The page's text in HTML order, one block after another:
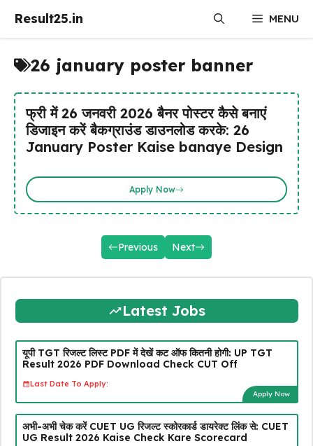
Result25.in MENU
26 january poster banner
फ्री में 26 जनवरी 2026 बैनर पोस्टर कैसे बनाएं
डिजाइन करें बैकग्राउंड डाउनलोड करके: 26
January Poster Kaise banaye Design
Apply Now
Previous Next
Latest Jobs
यूपी TGT रिजल्ट लिस्ट PDF में देखें कट ऑफ कितनी होगी: UP TGT
Result 2026 PDF Download Check CUT Off
Last Date To Apply:
Apply Now
अभी-अभी चेक करें CUET UG रिजल्ट स्कोरकार्ड डायरेक्ट लिंक से: CUET
UG Result 2026 Kaise Check Kare Scorecard